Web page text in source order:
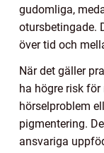
gudomliga,
otursbetingade.
över tid och
När det gäller
ha högre risk
hörselproblem
pigmentering.
ansvariga